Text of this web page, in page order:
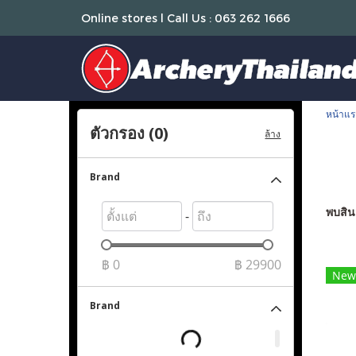
Online stores l Call Us : 063 262 1666
หน้าแ
พบสิ
New
ตัวกรอง (0) ล้าง
Brand
-
฿ 0 ฿ 29900
Brand